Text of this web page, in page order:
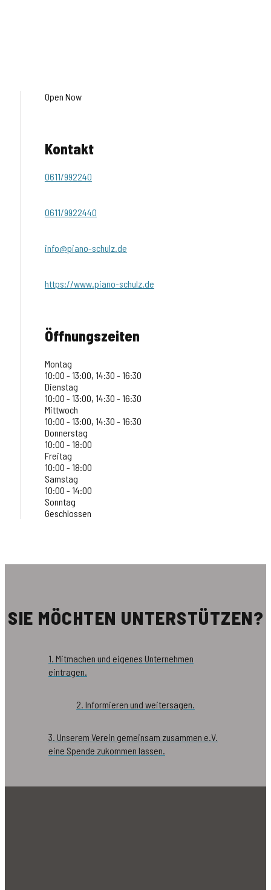
Open Now
Kontakt
0611/992240
0611/9922440
info@piano-schulz.de
https://www.piano-schulz.de
Öffnungszeiten
Montag
10:00 - 13:00, 14:30 - 16:30
Dienstag
10:00 - 13:00, 14:30 - 16:30
Mittwoch
10:00 - 13:00, 14:30 - 16:30
Donnerstag
10:00 - 18:00
Freitag
10:00 - 18:00
Samstag
10:00 - 14:00
Sonntag
Geschlossen
SIE MÖCHTEN UNTERSTÜTZEN?
1. Mitmachen und eigenes Unternehmen
eintragen.
2. Informieren und weitersagen.
3. Unserem Verein gemeinsam zusammen e.V.
eine Spende zukommen lassen.